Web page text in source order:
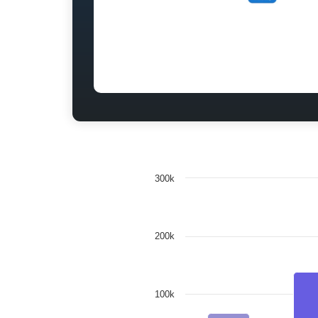
100k
200k
300k